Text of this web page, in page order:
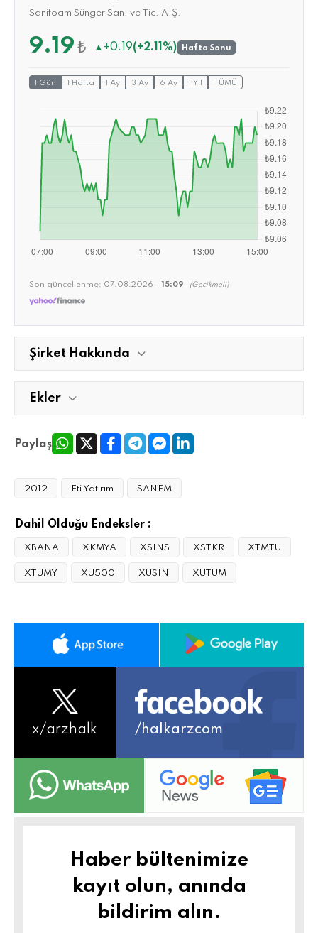
Sanifoam Sünger San. ve Tic. A.Ş.
9.19 ₺ ▲ +0.19(+2.11%) Hafta Sonu
1 Gün 1 Hafta 1 Ay 3 Ay 6 Ay 1 Yıl TÜMÜ
Son güncellenme: 07.08.2026 - 15:09 (Gecikmeli)
Şirket Hakkında
Ekler
Paylaş
2012 Eti Yatırım SANFM
Dahil Olduğu Endeksler :
XBANA XKMYA XSINS XSTKR XTMTU
XTUMY XU500 XUSIN XUTUM
x/arzhalk /halkarzcom
Haber bültenimize
kayıt olun, anında
bildirim alın.